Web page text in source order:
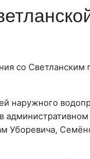
со
наружного
Уборевича,